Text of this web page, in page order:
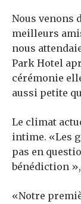
Nous venons
meilleurs
nous
Park Hotel
cérémonie
aussi petite
Le climat
intime. «Les
pas en
bénédiction
«Notre